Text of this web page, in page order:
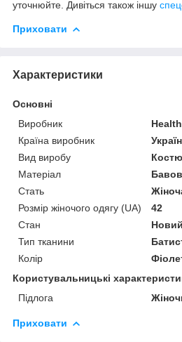
уточнюйте. Дивіться також іншу
Приховати
Характеристики
Основні
Виробник
Країна виробник
Вид виробу
Матеріал
Стать
Розмір жіночого одягу (UA)
42
Стан
Новий
Тип тканини
Колір
Користувальницькі
Підлога
Приховати